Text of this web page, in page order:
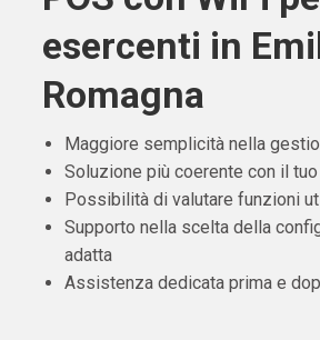
esercenti in
Romagna
Maggiore semplicità nella
Soluzione più coerente con il
Possibilità di valutare funzioni
Supporto nella scelta della
adatta
Assistenza dedicata prima e